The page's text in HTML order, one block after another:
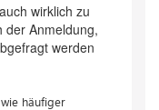
wirklich zu
der Anmeldung,
werden
häufiger